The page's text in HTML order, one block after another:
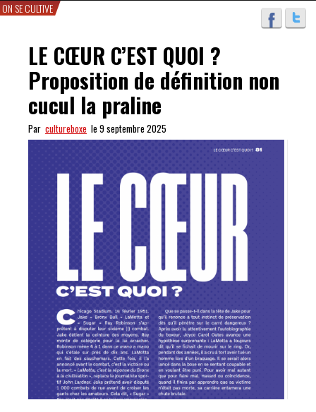
ON SE CULTIVE
LE CŒUR C’EST QUOI ?
Proposition de définition non
cucul la praline
Par cultureboxe le 9 septembre 2025